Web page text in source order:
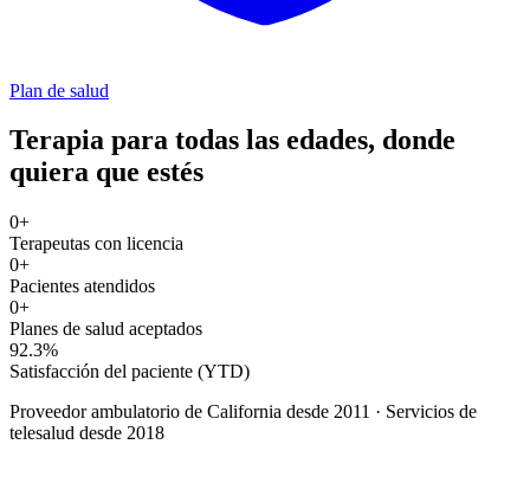
Plan de salud
Terapia para todas las edades, donde
quiera que estés
0+
Terapeutas con licencia
0+
Pacientes atendidos
0+
Planes de salud aceptados
92.3%
Satisfacción del paciente (YTD)
Proveedor ambulatorio de California desde 2011 · Servicios de
telesalud desde 2018